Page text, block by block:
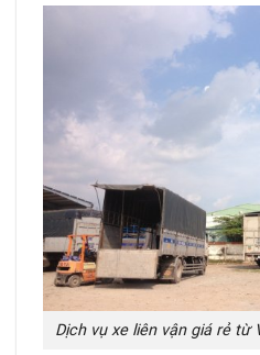
Dịch vụ xe liên vận giá rẻ từ